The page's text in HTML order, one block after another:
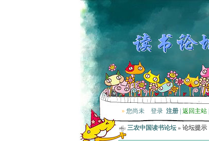
» 您尚未 登录 注册 返回主站
三农中国读书论坛 » 论坛提示